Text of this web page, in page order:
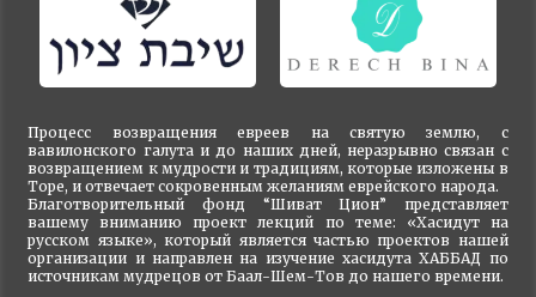
Процесс возвращения евреев на святую землю, с
вавилонского галута и до наших дней, неразрывно связан с
возвращением к мудрости и традициям, которые изложены в
Торе, и отвечает сокровенным желаниям еврейского народа.
Благотворительный фонд “Шиват Цион” представляет
вашему вниманию проект лекций по теме: «Хасидут на
русском языке», который является частью проектов нашей
организации и направлен на изучение хасидута ХАББАД по
источникам мудрецов от Баал-Шем-Тов до нашего времени.